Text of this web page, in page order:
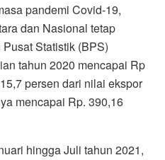
pandemi Covid-19,
dan Nasional tetap
Statistik (BPS)
tahun 2020 mencapai Rp
persen dari nilai ekspor
mencapai Rp. 390,16
hingga Juli tahun 2021,